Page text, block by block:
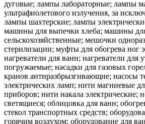
дуговые; лампы лабораторные; лампы
ультрафиолетового излучения, за
лампы шахтерские; лампы
машины для выпечки хлеба; машины
сельскохозяйственные; мешочки
стерилизации; муфты для обогрева ног
нагреватели для ванн; нагреватели для
погружаемые; насадки для газовых
кранов антиразбрызгивающие; насосы
электрических ламп; нити магниевые
приборов; нити накала электрические;
светящиеся; облицовка для ванн;
стекол транспортных средств;
горячим воздухом; оборудование для